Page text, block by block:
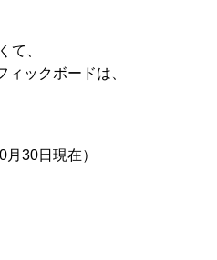
て、
ックボードは、
30日現在）